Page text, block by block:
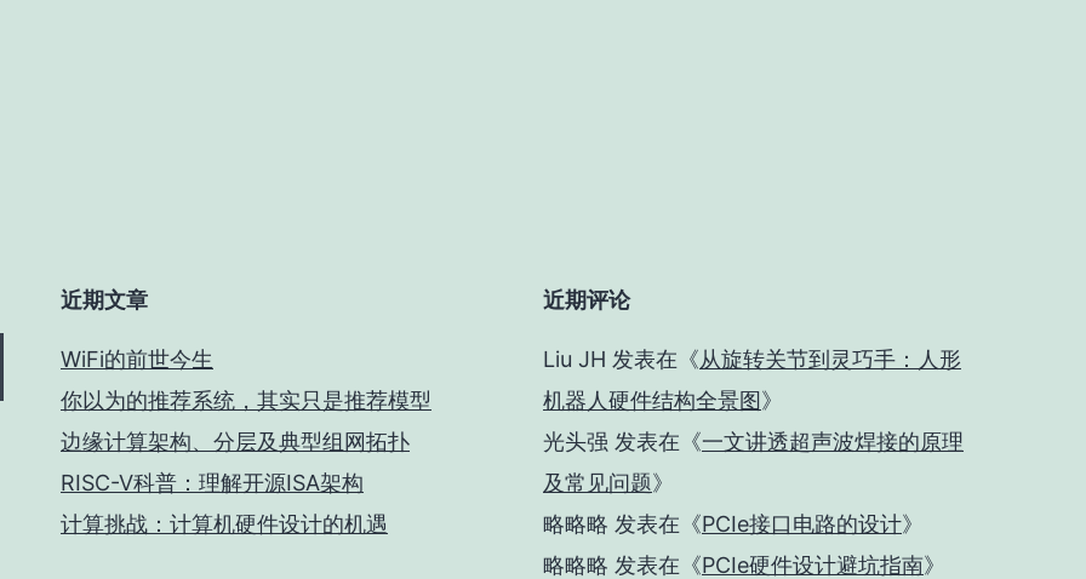
近期文章
WiFi的前世今生
你以为的推荐系统，其实只是推荐模型
边缘计算架构、分层及典型组网拓扑
RISC-V科普：理解开源ISA架构
计算挑战：计算机硬件设计的机遇
近期评论
Liu JH 发表在《从旋转关节到灵巧手：人形
机器人硬件结构全景图》
光头强 发表在《一文讲透超声波焊接的原理
及常见问题》
略略略 发表在《PCIe接口电路的设计》
略略略 发表在《PCIe硬件设计避坑指南》